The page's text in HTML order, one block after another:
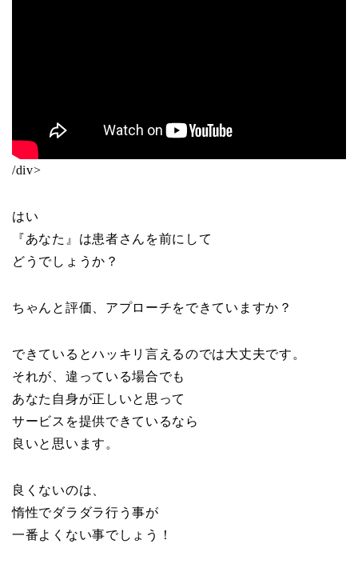
/div>
はい
『あなた』は患者さんを前にして
どうでしょうか？
ちゃんと評価、アプローチをできていますか？
できているとハッキリ言えるのでは大丈夫です。
それが、違っている場合でも
あなた自身が正しいと思って
サービスを提供できているなら
良いと思います。
良くないのは、
惰性でダラダラ行う事が
一番よくない事でしょう！